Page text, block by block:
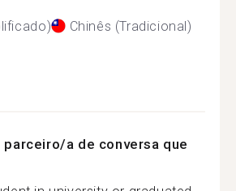
Chinês (Tradicional)
parceiro/a de conversa que